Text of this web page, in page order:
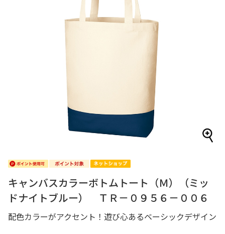
キャンバスカラーボトムトート（Ｍ）（ミッ
ドナイトブルー） ＴＲ－０９５６－００６
配色カラーがアクセント！遊び心あるベーシックデザイン